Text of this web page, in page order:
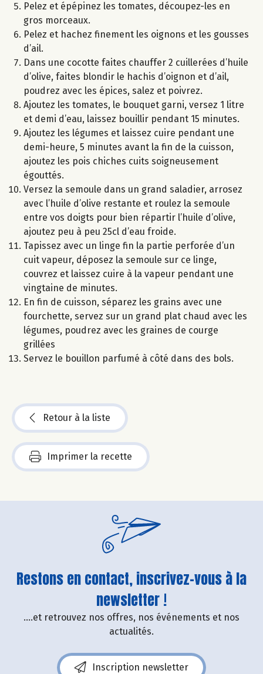
Pelez et épépinez les tomates, découpez-les en
gros morceaux.
Pelez et hachez finement les oignons et les gousses
d’ail.
Dans une cocotte faites chauffer 2 cuillerées d’huile
d’olive, faites blondir le hachis d’oignon et d’ail,
poudrez avec les épices, salez et poivrez.
Ajoutez les tomates, le bouquet garni, versez 1 litre
et demi d’eau, laissez bouillir pendant 15 minutes.
Ajoutez les légumes et laissez cuire pendant une
demi-heure, 5 minutes avant la fin de la cuisson,
ajoutez les pois chiches cuits soigneusement
égouttés.
Versez la semoule dans un grand saladier, arrosez
avec l’huile d’olive restante et roulez la semoule
entre vos doigts pour bien répartir l’huile d’olive,
ajoutez peu à peu 25cl d’eau froide.
Tapissez avec un linge fin la partie perforée d’un
cuit vapeur, déposez la semoule sur ce linge,
couvrez et laissez cuire à la vapeur pendant une
vingtaine de minutes.
En fin de cuisson, séparez les grains avec une
fourchette, servez sur un grand plat chaud avec les
légumes, poudrez avec les graines de courge
grillées
Servez le bouillon parfumé à côté dans des bols.
Retour à la liste
Imprimer la recette
Restons en contact, inscrivez-vous à la
newsletter !
....et retrouvez nos offres, nos événements et nos
actualités.
Inscription newsletter